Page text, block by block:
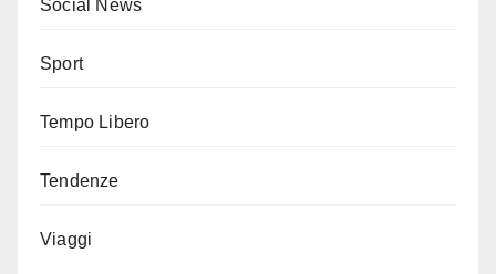
Social News
Sport
Tempo Libero
Tendenze
Viaggi